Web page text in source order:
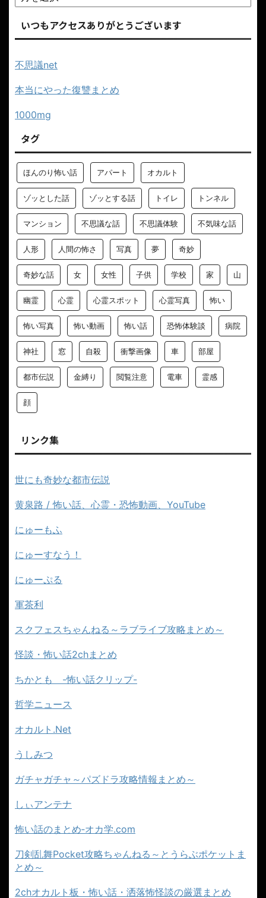
いつもアクセスありがとうございます
不思議net
本当にやった復讐まとめ
1000mg
タグ
ほんのり怖い話 アパート オカルト
ゾッとした話 ゾッとする話 トイレ トンネル
マンション 不思議な話 不思議体験 不気味な話
人形 人間の怖さ 写真 夢 奇妙
奇妙な話 女 女性 子供 学校 家 山
幽霊 心霊 心霊スポット 心霊写真 怖い
怖い写真 怖い動画 怖い話 恐怖体験談 病院
神社 窓 自殺 衝撃画像 車 部屋
都市伝説 金縛り 閲覧注意 電車 霊感
顔
リンク集
世にも奇妙な都市伝説
黄泉路 / 怖い話、心霊・恐怖動画、YouTube
にゅーもふ
にゅーすなう！
にゅーぷる
軍茶利
スクフェスちゃんねる～ラブライブ攻略まとめ～
怪談・怖い話2chまとめ
ちかとも -怖い話クリップ-
哲学ニュース
オカルト.Net
うしみつ
ガチャガチャ～パズドラ攻略情報まとめ～
しぃアンテナ
怖い話のまとめ‐オカ学.com
刀剣乱舞Pocket攻略ちゃんねる～とうらぶポケットま
とめ～
2chオカルト板・怖い話・洒落怖怪談の厳選まとめ